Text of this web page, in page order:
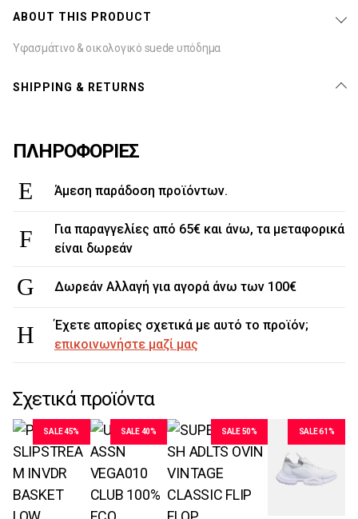
ABOUT THIS PRODUCT
Υφασμάτινο & οικολογικό suede υπόδημα
SHIPPING & RETURNS
ΠΛΗΡΟΦΟΡΙΕΣ
Άμεση παράδοση προϊόντων.
Για παραγγελίες από 65€ και άνω, τα μεταφορικά
είναι δωρεάν
Δωρεάν Αλλαγή για αγορά άνω των 100€
Έχετε απορίες σχετικά με αυτό το προϊόν;
επικοινωνήστε μαζί μας
Σχετικά προϊόντα
SALE 45% SALE 40% SALE 50% SALE 61%